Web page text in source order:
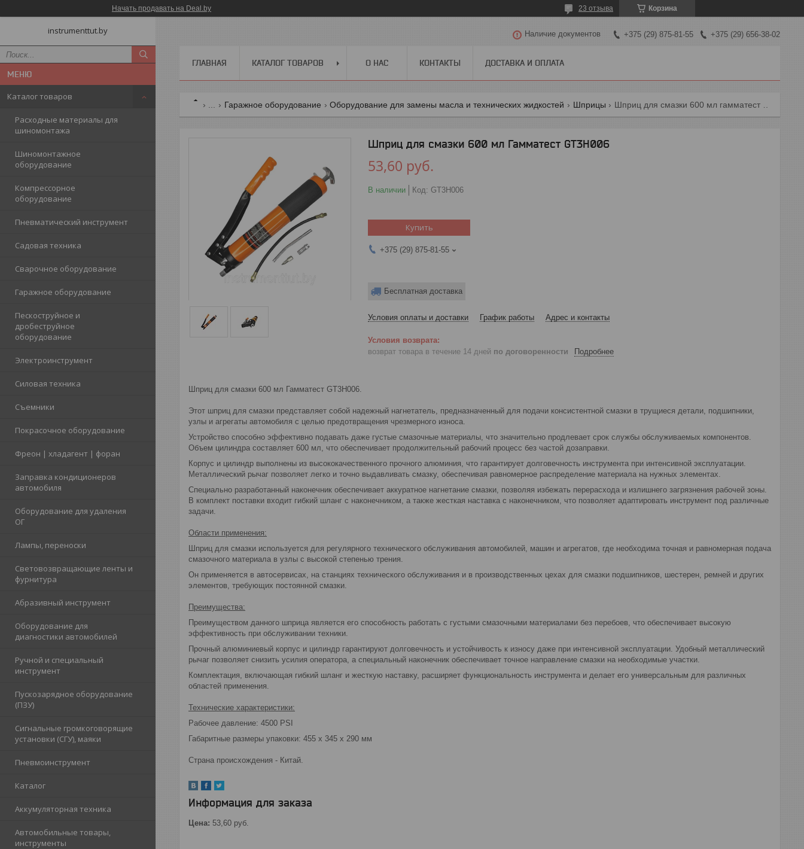
Начать продавать на Deal.by Корзина
23 отзыва
instrumenttut.by
Каталог товаров
Расходные материалы для
шиномонтажа
Шиномонтажное
оборудование
Компрессорное
оборудование
Пневматический инструмент
Садовая техника
Сварочное оборудование
Гаражное оборудование
Пескоструйное и
дробеструйное
оборудование
Электроинструмент
Силовая техника
Съемники
Покрасочное оборудование
Фреон | хладагент | форан
Заправка кондиционеров
автомобиля
Оборудование для удаления
ОГ
Лампы, переноски
Световозвращающие ленты и
фурнитура
Абразивный инструмент
Оборудование для
диагностики автомобилей
Ручной и специальный
инструмент
Пускозарядное оборудование
(ПЗУ)
Сигнальные громкоговорящие
установки (СГУ), маяки
Пневмоинструмент
Каталог
Аккумуляторная техника
Автомобильные товары,
инструменты
Наличие документов +375 (29) 875-81-55 +375 (29) 656-38-02
ГЛАВНАЯ КАТАЛОГ ТОВАРОВ О НАС КОНТАКТЫ ДОСТАВКА И ОПЛАТА
Гаражное оборудование Оборудование для замены масла и технических жидкостей Шприцы
Шприц для смазки 600 мл Гамматест GT3H006
53,60 руб.
В наличии Код: GT3H006
Купить
+375 (29) 875-81-55
Бесплатная доставка
Условия оплаты и доставки График работы Адрес и контакты
возврат товара в течение 14 дней по договоренности Подробнее
Шприц для смазки 600 мл Гамматест GT3H006.
Этот шприц для смазки представляет собой надежный нагнетатель, предназначенный для подачи консистентной смазки в трущиеся детали, подшипники,
узлы и агрегаты автомобиля с целью предотвращения чрезмерного износа.
Устройство способно эффективно подавать даже густые смазочные материалы, что значительно продлевает срок службы обслуживаемых компонентов.
Объем цилиндра составляет 600 мл, что обеспечивает продолжительный рабочий процесс без частой дозаправки.
Корпус и цилиндр выполнены из высококачественного прочного алюминия, что гарантирует долговечность инструмента при интенсивной эксплуатации.
Металлический рычаг позволяет легко и точно выдавливать смазку, обеспечивая равномерное распределение материала на нужных элементах.
Специально разработанный наконечник обеспечивает аккуратное нагнетание смазки, позволяя избежать перерасхода и излишнего загрязнения рабочей зоны.
В комплект поставки входит гибкий шланг с наконечником, а также жесткая наставка с наконечником, что позволяет адаптировать инструмент под различные
задачи.
Области применения:
Шприц для смазки используется для регулярного технического обслуживания автомобилей, машин и агрегатов, где необходима точная и равномерная подача
смазочного материала в узлы с высокой степенью трения.
Он применяется в автосервисах, на станциях технического обслуживания и в производственных цехах для смазки подшипников, шестерен, ремней и других
элементов, требующих постоянной смазки.
Преимущества:
Преимуществом данного шприца является его способность работать с густыми смазочными материалами без перебоев, что обеспечивает высокую
эффективность при обслуживании техники.
Прочный алюминиевый корпус и цилиндр гарантируют долговечность и устойчивость к износу даже при интенсивной эксплуатации. Удобный металлический
рычаг позволяет снизить усилия оператора, а специальный наконечник обеспечивает точное направление смазки на необходимые участки.
Комплектация, включающая гибкий шланг и жесткую наставку, расширяет функциональность инструмента и делает его универсальным для различных
областей применения.
Технические характеристики:
Рабочее давление: 4500 PSI
Габаритные размеры упаковки: 455 х 345 х 290 мм
Страна происхождения - Китай.
Информация для заказа
Цена: 53,60 руб.